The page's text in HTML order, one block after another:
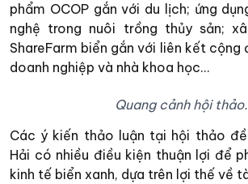
phẩm OCOP gắn với du lịch; ứng
nghệ trong nuôi trồng thủy sản;
ShareFarm biển gắn với liên kết cộng
doanh nghiệp và nhà khoa học...
Quang cảnh hội thảo.
Các ý kiến thảo luận tại hội thảo
Hải có nhiều điều kiện thuận lợi để
kinh tế biển xanh, dựa trên lợi thế về